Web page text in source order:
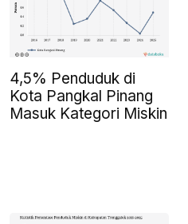
4,5% Penduduk di
Kota Pangkal Pinang
Masuk Kategori Miskin